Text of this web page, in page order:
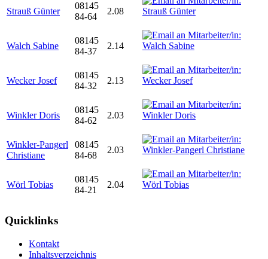
Strauß Günter
08145
84-64
2.08
Walch Sabine
08145
84-37
2.14
Wecker Josef
08145
84-32
2.13
Winkler Doris
08145
84-62
2.03
Winkler-Pangerl
Christiane
08145
84-68
2.03
Wörl Tobias
08145
84-21
2.04
Quicklinks
Kontakt
Inhaltsverzeichnis